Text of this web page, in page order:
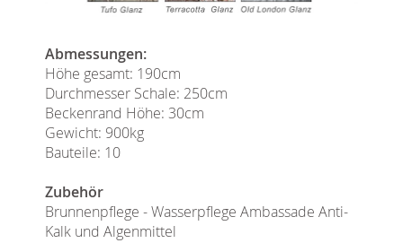
Abmessungen:
Höhe gesamt: 190cm
Durchmesser Schale: 250cm
Beckenrand Höhe: 30cm
Gewicht: 900kg
Bauteile: 10
Zubehör
Brunnenpflege - Wasserpflege Ambassade Anti-
Kalk und Algenmittel